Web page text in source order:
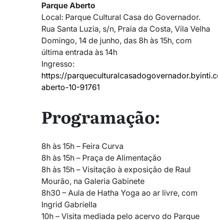
Parque Aberto
Local: Parque Cultural Casa do Governador.
Rua Santa Luzia, s/n, Praia da Costa, Vila Velha
Domingo, 14 de junho, das 8h às 15h, com
última entrada às 14h
Ingresso:
https://
aberto-10-91761
Programação:
8h às 15h – Feira Curva
8h às 15h – Praça de Alimentação
8h às 15h – Visitação à exposição de Raul
Mourão, na Galeria Gabinete
8h30 – Aula de Hatha Yoga ao ar livre, com
Ingrid Gabriella
10h – Visita mediada pelo acervo do Parque